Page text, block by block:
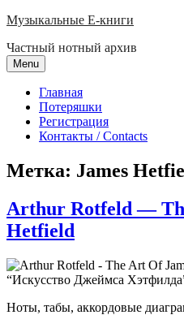
Skip
content
Музыкальные E-книги
Частный нотный архив
Menu
Главная
Потеряшки
Регистрация
Контакты / Contacts
Метка: James
Arthur Rotfeld —
Hetfield
“Искусство Джеймса
Ноты, табы, аккордовые